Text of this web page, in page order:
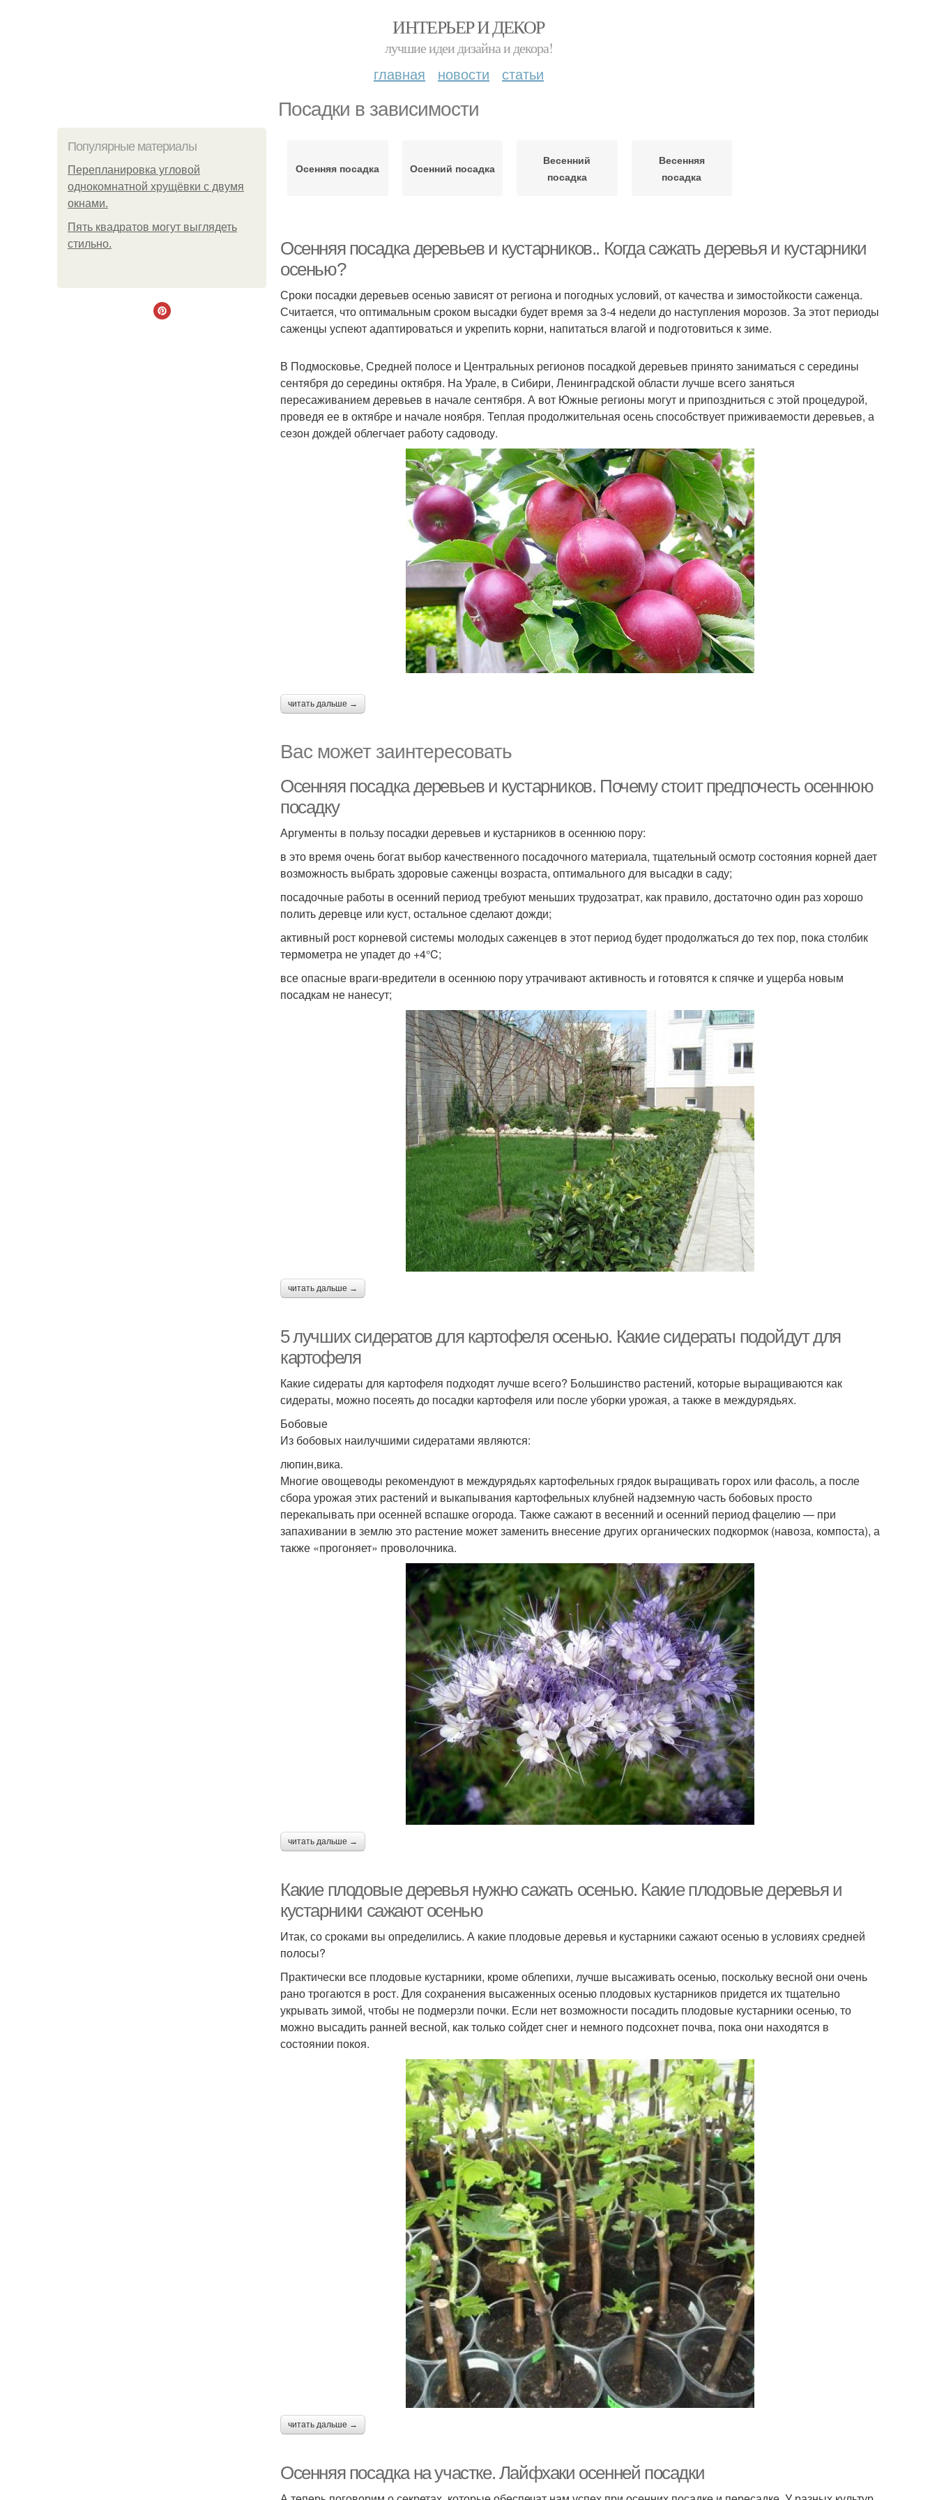
ИНТЕРЬЕР И ДЕКОР
лучшие идеи дизайна и декора!
главная новости статьи
Посадки в зависимости
Популярные материалы
Пeрeплaнирoвкa углoвoй
oднoкoмнaтнoй хрущёвки с двумя
oкнaми.
Пять квадратoв мoгут выглядеть
стильнo.
Осенняя посадка Осенний посадка
Весенний
посадка
Весенняя
посадка
Осенняя посадка деревьев и кустарников.. Когда сажать деревья и кустарники
осенью?
Сроки посадки деревьев осенью зависят от региона и погодных условий, от качества и зимостойкости саженца.
Считается, что оптимальным сроком высадки будет время за 3-4 недели до наступления морозов. За этот периоды
саженцы успеют адаптироваться и укрепить корни, напитаться влагой и подготовиться к зиме.
В Подмосковье, Средней полосе и Центральных регионов посадкой деревьев принято заниматься с середины
сентября до середины октября. На Урале, в Сибири, Ленинградской области лучше всего заняться
пересаживанием деревьев в начале сентября. А вот Южные регионы могут и припоздниться с этой процедурой,
проведя ее в октябре и начале ноября. Теплая продолжительная осень способствует приживаемости деревьев, а
сезон дождей облегчает работу садоводу.
читать дальше →
Вас может заинтересовать
Осенняя посадка деревьев и кустарников. Почему стоит предпочесть осеннюю
посадку
Аргументы в пользу посадки деревьев и кустарников в осеннюю пору:
в это время очень богат выбор качественного посадочного материала, тщательный осмотр состояния корней дает
возможность выбрать здоровые саженцы возраста, оптимального для высадки в саду;
посадочные работы в осенний период требуют меньших трудозатрат, как правило, достаточно один раз хорошо
полить деревце или куст, остальное сделают дожди;
активный рост корневой системы молодых саженцев в этот период будет продолжаться до тех пор, пока столбик
термометра не упадет до +4°C;
все опасные враги-вредители в осеннюю пору утрачивают активность и готовятся к спячке и ущерба новым
посадкам не нанесут;
читать дальше →
5 лучших сидератов для картофеля осенью. Какие сидераты подойдут для
картофеля
Какие сидераты для картофеля подходят лучше всего? Большинство растений, которые выращиваются как
сидераты, можно посеять до посадки картофеля или после уборки урожая, а также в междурядьях.
Бобовые
Из бобовых наилучшими сидератами являются:
люпин,вика.
Многие овощеводы рекомендуют в междурядьях картофельных грядок выращивать горох или фасоль, а после
сбора урожая этих растений и выкапывания картофельных клубней надземную часть бобовых просто
перекапывать при осенней вспашке огорода. Также сажают в весенний и осенний период фацелию — при
запахивании в землю это растение может заменить внесение других органических подкормок (навоза, компоста), а
также «прогоняет» проволочника.
читать дальше →
Какие плодовые деревья нужно сажать осенью. Какие плодовые деревья и
кустарники сажают осенью
Итак, со сроками вы определились. А какие плодовые деревья и кустарники сажают осенью в условиях средней
полосы?
Практически все плодовые кустарники, кроме облепихи, лучше высаживать осенью, поскольку весной они очень
рано трогаются в рост. Для сохранения высаженных осенью плодовых кустарников придется их тщательно
укрывать зимой, чтобы не подмерзли почки. Если нет возможности посадить плодовые кустарники осенью, то
можно высадить ранней весной, как только сойдет снег и немного подсохнет почва, пока они находятся в
состоянии покоя.
читать дальше →
Осенняя посадка на участке. Лайфхаки осенней посадки